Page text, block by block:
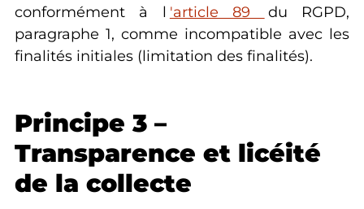
conformément à l 'article 89
du RGPD,
paragraphe 1, comme incompatible avec les
finalités initiales (limitation des finalités).
Principe 3 –
Transparence et licéité
de la collecte